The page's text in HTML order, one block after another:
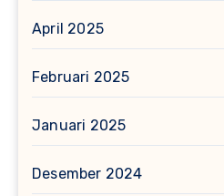
April 2025
Februari 2025
Januari 2025
Desember 2024